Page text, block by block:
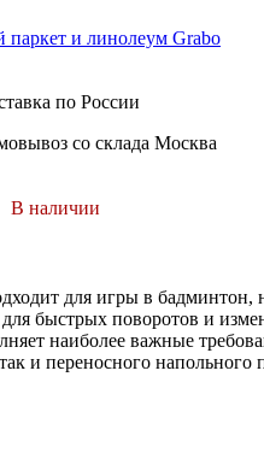
и линолеум Grabo
по России
со склада Москва
В наличии
для игры в бадминтон,
быстрых поворотов и
наиболее важные
и переносного напольного